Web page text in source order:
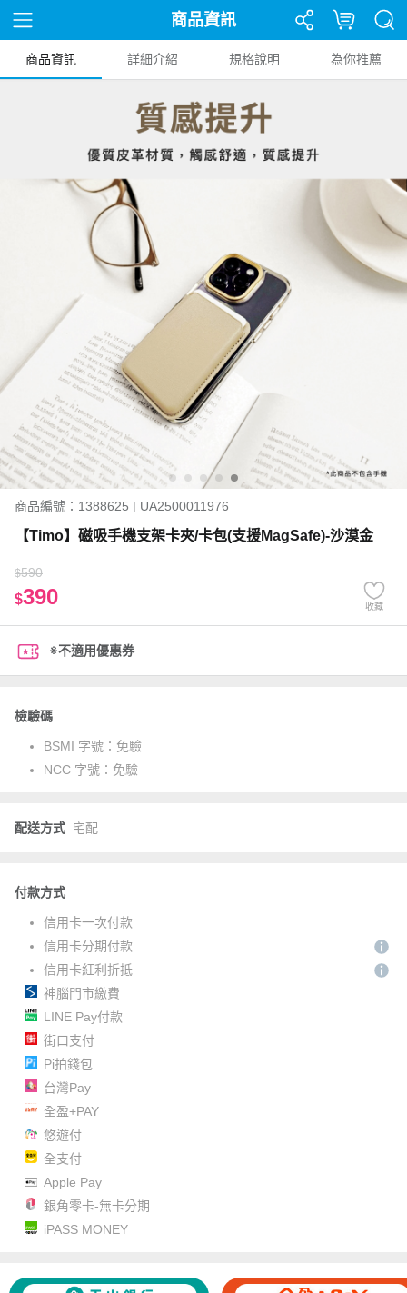
商品資訊
商品資訊 詳細介紹 規格說明 為你推薦
商品編號：1388625 | UA2500011976
【Timo】磁吸手機支架卡夾/卡包(支援MagSafe)-沙漠金
$590
$390 收藏
※不適用優惠券
檢驗碼
BSMI 字號： 免驗
NCC 字號： 免驗
配送方式 宅配
付款方式
信用卡一次付款
信用卡分期付款
信用卡紅利折抵
神腦門市繳費
LINE Pay付款
街口支付
Pi拍錢包
台灣Pay
全盈+PAY
悠遊付
全支付
Apple Pay
銀角零卡-無卡分期
iPASS MONEY